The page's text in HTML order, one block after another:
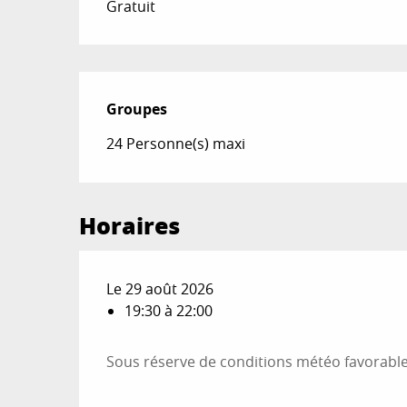
Gratuit
Groupes
Groupes
24 Personne(s) maxi
Horaires
Le 29 août 2026
19:30 à 22:00
Sous réserve de conditions météo